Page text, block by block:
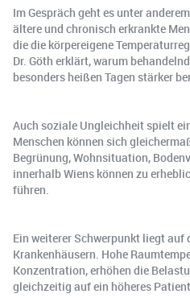
Im Gespräch geht es unter
ältere und chronisch erkrankte
die die körpereigene
Dr. Göth erklärt, warum
besonders heißen Tagen stärker
Auch soziale Ungleichheit spielt
Menschen können sich
Begrünung, Wohnsituation,
innerhalb Wiens können zu
führen.
Ein weiterer Schwerpunkt liegt auf
Krankenhäusern. Hohe
Konzentration, erhöhen die
gleichzeitig auf ein höheres